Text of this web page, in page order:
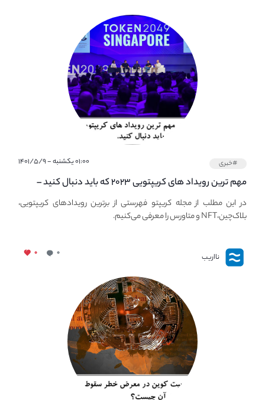
#خبری ۰۱:۰۰ یکشنبه - ۱۴۰۱/۵/۹
مهم ترین رویداد های کریپتویی ۲۰۲۳ که باید دنبال کنید –
معرفی بهترین رویداد های جهانی
در این مطلب از مجله کریپتو فهرستی از برترین رویدادهای کریپتویی،
بلاک‌چین،NFT و متاورس را معرفی می‌کنیم.
نااریب ۰ ۰